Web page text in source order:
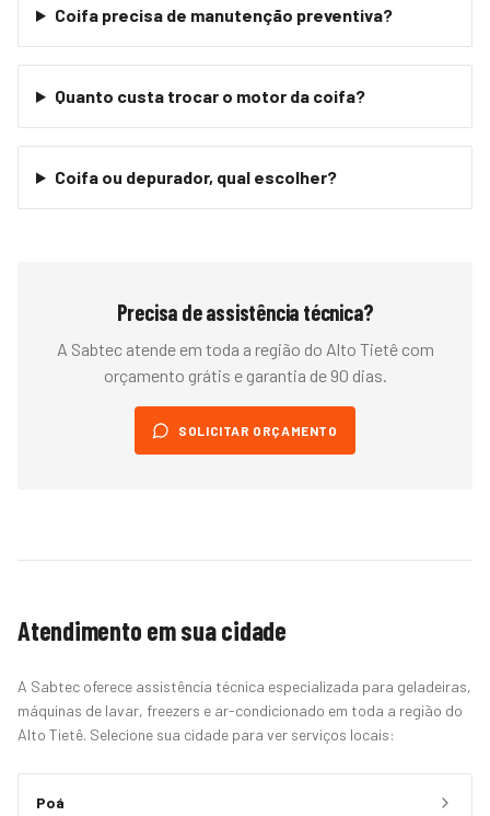
Coifa precisa de manutenção preventiva?
Quanto custa trocar o motor da coifa?
Coifa ou depurador, qual escolher?
Precisa de assistência técnica?
A Sabtec atende em toda a região do Alto Tietêcom
orçamento grátis e garantia de 90 dias.
SOLICITAR ORÇAMENTO
Atendimento em sua cidade
A Sabtec oferece assistência técnica especializada para geladeiras,
máquinas de lavar, freezers e ar-condicionado em toda a região do
Alto Tietê. Selecione sua cidade para ver serviços locais:
Poá